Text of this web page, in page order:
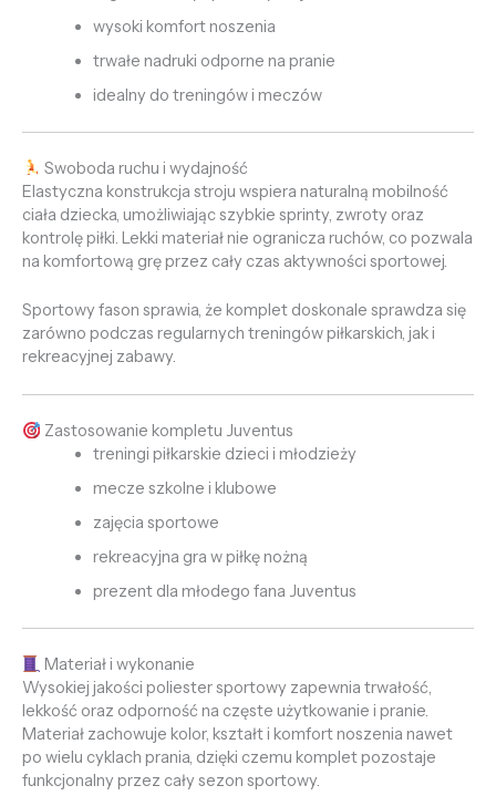
wysoki komfort noszenia
trwałe nadruki odporne na pranie
idealny do treningów i meczów
Swoboda ruchu i wydajność
Elastyczna konstrukcja stroju wspiera naturalną mobilność
ciała dziecka, umożliwiając szybkie sprinty, zwroty oraz
kontrolę piłki. Lekki materiał nie ogranicza ruchów, co pozwala
na komfortową grę przez cały czas aktywności sportowej.
Sportowy fason sprawia, że komplet doskonale sprawdza się
zarówno podczas regularnych treningów piłkarskich, jak i
rekreacyjnej zabawy.
Zastosowanie kompletu Juventus
treningi piłkarskie dzieci i młodzieży
mecze szkolne i klubowe
zajęcia sportowe
rekreacyjna gra w piłkę nożną
prezent dla młodego fana Juventus
Materiał i wykonanie
Wysokiej jakości poliester sportowy zapewnia trwałość,
lekkość oraz odporność na częste użytkowanie i pranie.
Materiał zachowuje kolor, kształt i komfort noszenia nawet
po wielu cyklach prania, dzięki czemu komplet pozostaje
funkcjonalny przez cały sezon sportowy.